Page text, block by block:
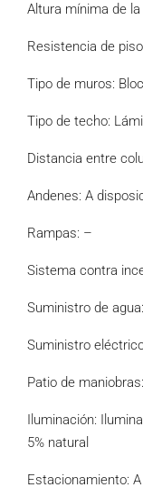
Altura mínima de
Resistencia de
Tipo de muros:
Tipo de techo:
Distancia entre
Andenes: A
Rampas: –
Sistema contra
Suministro de
Suministro
Patio de
Iluminación:
5% natural
Estacionamiento: